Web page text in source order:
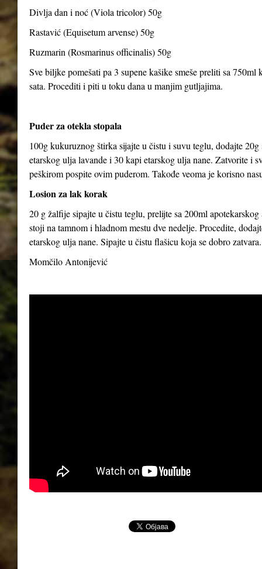
Divlja dan i noć (Viola tricolor) 50g
Rastavić (Equisetum arvense) 50g
Ruzmarin (Rosmarinus officinalis) 50g
Sve biljke pomešati pa 3 supene kašike smeše preliti sa
sata. Procediti i piti u toku dana u manjim gutljajima.
Puder za otekla stopala
100g kukuruznog štirka sijajte u čistu i suvu teglu, dodajte
etarskog ulja lavande i 30 kapi etarskog ulja nane. Zatvorite i
peškirom pospite ovim puderom. Takođe veoma je korisno
Losion za lak korak
20 g žalfije sipajte u čistu teglu, prelijte sa 200ml
stoji na tamnom i hladnom mestu dve nedelje. Procedite,
etarskog ulja nane. Sipajte u čistu flašicu koja se dobro
Momčilo Antonijević